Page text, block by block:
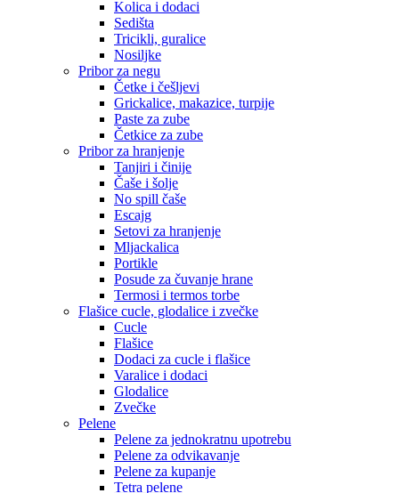
Kolica i dodaci
Sedišta
Tricikli, guralice
Nosiljke
Pribor za negu
Četke i češljevi
Grickalice, makazice, turpije
Paste za zube
Četkice za zube
Pribor za hranjenje
Tanjiri i činije
Čaše i šolje
No spill čaše
Escajg
Setovi za hranjenje
Mljackalica
Portikle
Posude za čuvanje hrane
Termosi i termos torbe
Flašice cucle, glodalice i zvečke
Cucle
Flašice
Dodaci za cucle i flašice
Varalice i dodaci
Glodalice
Zvečke
Pelene
Pelene za jednokratnu upotrebu
Pelene za odvikavanje
Pelene za kupanje
Tetra pelene